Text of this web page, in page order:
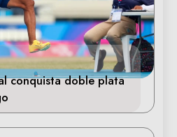
conquista doble plata